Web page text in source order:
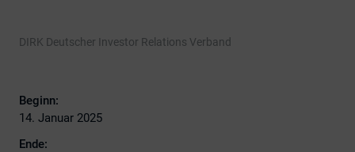
DIRK Deutscher Investor Relations Verband
Beginn:
14. Januar 2025
Ende: